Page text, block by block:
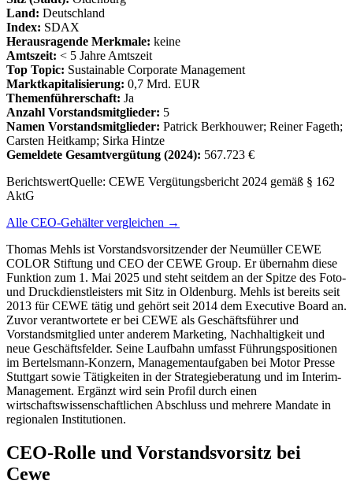
Land: Deutschland
Index: SDAX
Herausragende Merkmale: keine
Amtszeit: < 5 Jahre Amtszeit
Top Topic: Sustainable Corporate Management
Marktkapitalisierung: 0,7 Mrd. EUR
Themenführerschaft: Ja
Anzahl Vorstandsmitglieder: 5
Namen Vorstandsmitglieder: Patrick Berkhouwer; Reiner Fageth;
Carsten Heitkamp; Sirka Hintze
Gemeldete Gesamtvergütung (2024): 567.723 €
BerichtswertQuelle: CEWE Vergütungsbericht 2024 gemäß § 162
AktG
Alle CEO-Gehälter vergleichen →
Thomas Mehls ist Vorstandsvorsitzender der Neumüller CEWE
COLOR Stiftung und CEO der CEWE Group. Er übernahm diese
Funktion zum 1. Mai 2025 und steht seitdem an der Spitze des Foto-
und Druckdienstleisters mit Sitz in Oldenburg. Mehls ist bereits seit
2013 für CEWE tätig und gehört seit 2014 dem Executive Board an.
Zuvor verantwortete er bei CEWE als Geschäftsführer und
Vorstandsmitglied unter anderem Marketing, Nachhaltigkeit und
neue Geschäftsfelder. Seine Laufbahn umfasst Führungspositionen
im Bertelsmann-Konzern, Managementaufgaben bei Motor Presse
Stuttgart sowie Tätigkeiten in der Strategieberatung und im Interim-
Management. Ergänzt wird sein Profil durch einen
wirtschaftswissenschaftlichen Abschluss und mehrere Mandate in
regionalen Institutionen.
CEO-Rolle und Vorstandsvorsitz bei
Cewe